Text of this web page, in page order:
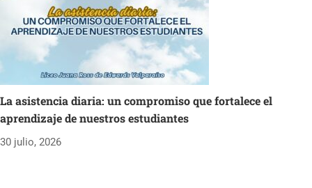
La asistencia diaria: un compromiso que fortalece el
aprendizaje de nuestros estudiantes
30 julio, 2026